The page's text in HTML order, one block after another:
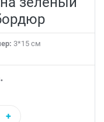
3*15 см
+